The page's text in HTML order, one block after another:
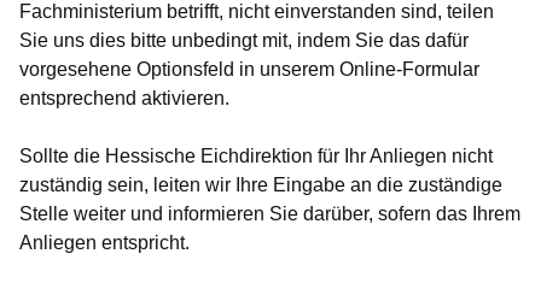
Fachministerium betrifft, nicht einverstanden sind, teilen
Sie uns dies bitte unbedingt mit, indem Sie das dafür
vorgesehene Optionsfeld in unserem Online-Formular
entsprechend aktivieren.
Sollte die Hessische Eichdirektion für Ihr Anliegen nicht
zuständig sein, leiten wir Ihre Eingabe an die zuständige
Stelle weiter und informieren Sie darüber, sofern das Ihrem
Anliegen entspricht.